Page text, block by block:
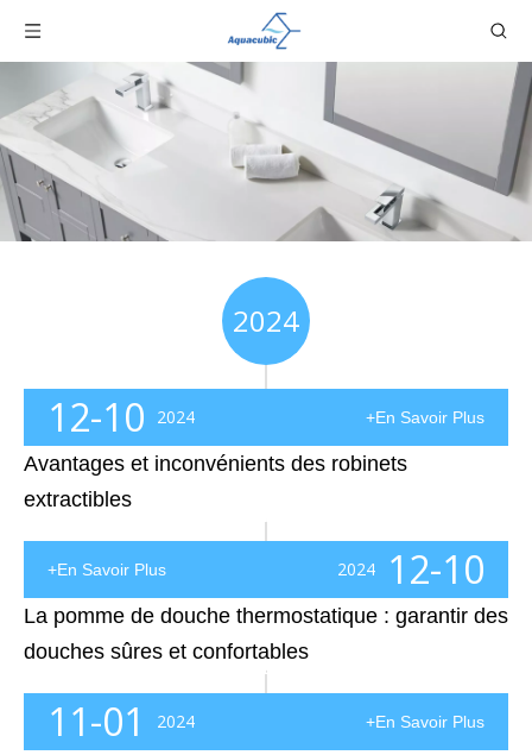
2024
12-10 2024 +En Savoir Plus
Avantages et inconvénients des robinets
extractibles
12-10
2024
+En Savoir Plus
La pomme de douche thermostatique : garantir des
douches sûres et confortables
La pomme de douche thermostatique : garantir des douches sûres et confortables Une pomme de douche thermostatique, communément appelée robinet thermostatique, est un dispositif conçu pour réguler la température de l'eau pour une expérience de douche constante et confortable. Il aide à maintenir une température de l'eau stable,
11-01 2024 +En Savoir Plus